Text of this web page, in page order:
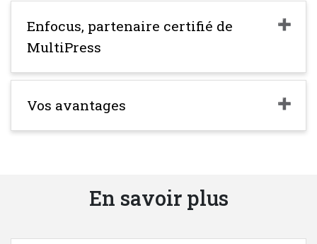
Enfocus, partenaire certifié de
MultiPress
Vos avantages
En savoir plus